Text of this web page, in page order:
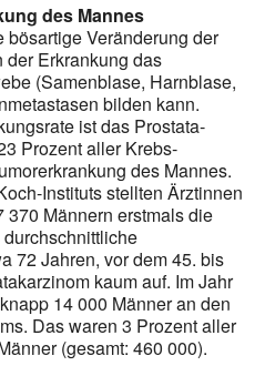
des Mannes
Veränderung der
der Erkrankung das
(Samenblase, Harnblase,
bilden kann.
ist das Prostata­
Prozent aller Krebs­
des Mannes.
Instituts stellten Ärztinnen
370 Männern erstmals die
72 Jahren, vor dem 45. bis
kaum auf. Im Jahr
14 000 Männer an den
Das waren 3 Prozent aller
(gesamt: 460 000).